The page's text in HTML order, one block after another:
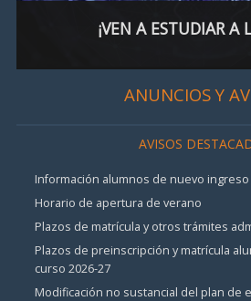
¡VEN A ESTUDIAR A
ANUNCIOS Y
AVISOS
Información alumnos de nuevo ingreso
Horario de apertura de verano
Plazos de matrícula y otros trámites
Plazos de preinscripción y matrícula
curso 2026-27
Modificación no sustancial del plan de